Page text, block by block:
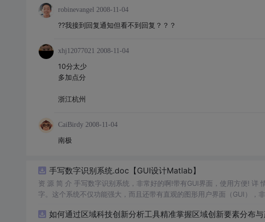
robinevangel 2008-11-04
??我接到回复通知但看不到回复？？？
xhj12077021 2008-11-04
10分太少
多加点分
浙江杭州
CaiBirdy 2008-11-04
南极
手写数字识别系统.doc【GUI设计Matlab】
资 源 简 介 手写数字识别系统，非常好的啊!带有GUI界面，使用方便! 详
字。这个系统不仅功能强大，而且还带有直观的图形用户界面（GUI），
便和实用的工具，你一定会喜欢它的！
如何通过区域科技创新分析工具精准掌握区域创新要素分布